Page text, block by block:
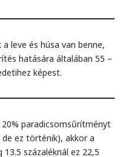
leve és húsa van benne,
hatására általában 55 –
képest.
paradicsomsűrítményt
ez történik), akkor a
százaléknál ez 22,5